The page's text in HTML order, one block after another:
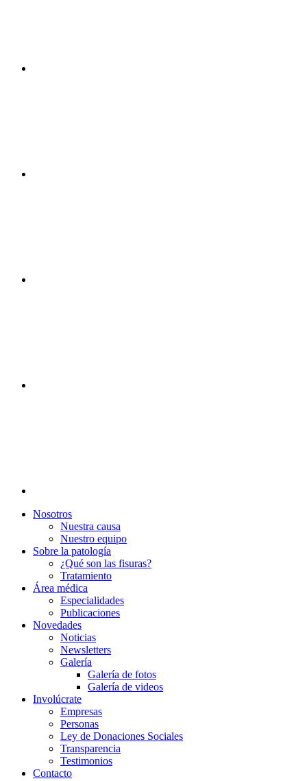
Nosotros
Nuestra causa
Nuestro equipo
Sobre la patología
¿Qué son las fisuras?
Tratamiento
Área médica
Especialidades
Publicaciones
Novedades
Noticias
Newsletters
Galería
Galería de fotos
Galería de videos
Involúcrate
Empresas
Personas
Ley de Donaciones Sociales
Transparencia
Testimonios
Contacto